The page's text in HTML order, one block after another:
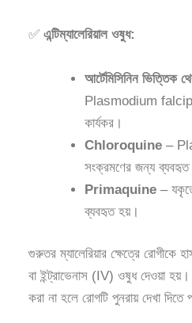
✅এন্টিম্যালেরিয়াল ওষুধ:
আর্টেমিসিনিন ভিত্তিক
Plasmodium
কার্যকর।
Chloroquine –
সংক্রমণের জন্য
Primaquine –
ব্যবহৃত হয়।
গুরুতর ম্যালেরিয়ার ক্ষেত্রে রোগীকে
বা ইন্ট্রাভেনাস (IV) ওষুধ দেওয়া হয়।
করা না হলে রোগটি পুনরায় দেখা দিতে